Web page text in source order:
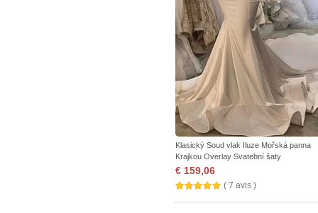
Klasický Soud vlak Iluze Mořská panna
Krajkou Overlay Svatební šaty
€ 159,06
( 7 avis )